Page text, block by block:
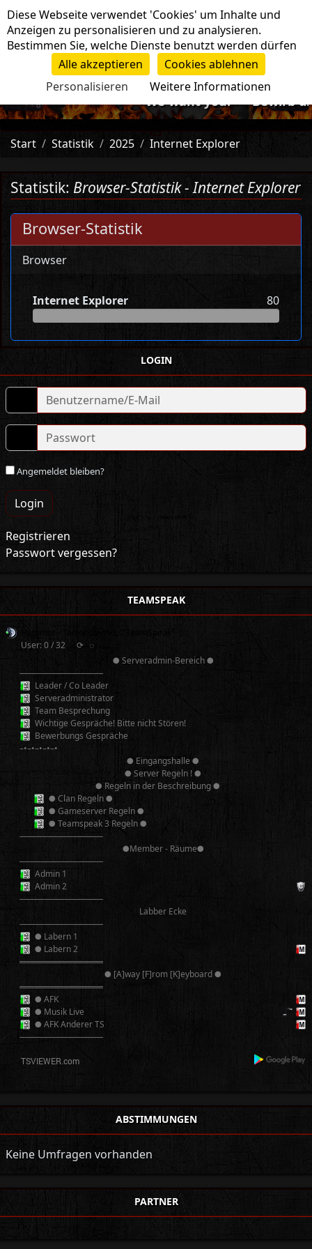
Navigation
-=>We want you!<=- Bewirb
Start Statistik 2025 Internet Explorer
Statistik: Browser-Statistik - Internet Explorer
Browser-Statistik
Browser
Internet Explorer 80
LOGIN
Angemeldet bleiben?
Login
Registrieren
Passwort vergessen?
TEAMSPEAK
User: 0 / 32
⟳ ◌
● Serveradmin-Bereich ●
──────────
Leader / Co Leader
Serveradministrator
Team Besprechung
Wichtige Gespräche! Bitte nicht Stören!
Bewerbungs Gespräche
–•–•–•–•–•
● Eingangshalle ●
● Server Regeln ! ●
● Regeln in der Beschreibung ●
● Clan Regeln ●
● Gameserver Regeln ●
● Teamspeak 3 Regeln ●
──────────
●Member - Räume●
──────────
Admin 1
Admin 2
──────────
Labber Ecke
──────────
● Labern 1
● Labern 2
══════════
● [A]way [F]rom [K]eyboard ●
══════════
● AFK
● Musik Live
● AFK Anderer TS
──────────
ABSTIMMUNGEN
Keine Umfragen vorhanden
PARTNER
Cookie-Einstellungen
Diese Webseite verwendet 'Cookies' um Inhalte und
Anzeigen zu personalisieren und zu analysieren.
Bestimmen Sie, welche Dienste benutzt werden dürfen
Alle akzeptieren
Cookies ablehnen
Personalisieren
Weitere Informationen